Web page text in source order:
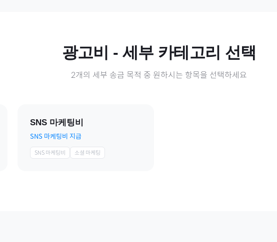
광고비 - 세부 카테고리 선택
2개의 세부 송금 목적 중 원하시는 항목을 선택하세요
SNS 마케팅비
SNS 마케팅비 지급
SNS 마케팅비 소셜 마케팅